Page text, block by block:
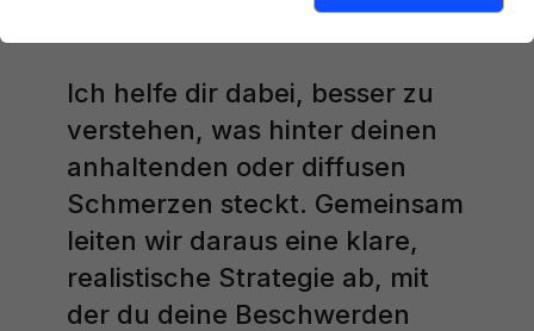
Ich helfe dir dabei, besser zu
verstehen, was hinter deinen
anhaltenden oder diffusen
Schmerzen steckt. Gemeinsam
leiten wir daraus eine klare,
realistische Strategie ab, mit
der du deine Beschwerden